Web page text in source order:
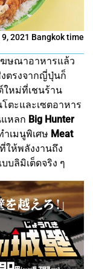
2021 Bangkok time
ฆษณาอาหารแล้ว
ตรงจากญี่ปุ่นก็
ใหม่ที่เชนร้าน
โตะและเซตอาหาร
แหลก Big Hunter
ำเมนูพิเศษ Meat
ให้พลังงานถึง
บลิมิเต็ดจริง ๆ